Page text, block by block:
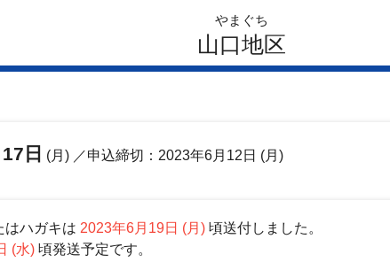
やまぐち
山口地区
日 (月) ／申込締切：2023年6月12日 (月)
はハガキは 2023年6月19日 (月)頃送付しました。
(水)頃発送予定です。